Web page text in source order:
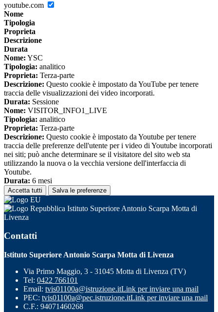
youtube.com
Nome
Tipologia
Proprieta
Descrizione
Durata
Nome: YSC
Tipologia: analitico
Proprieta: Terza-parte
Descrizione: Questo cookie è impostato da YouTube per tenere
traccia delle visualizzazioni dei video incorporati.
Durata: Sessione
Nome: VISITOR_INFO1_LIVE
Tipologia: analitico
Proprieta: Terza-parte
Descrizione: Questo cookie è impostato da Youtube per tenere
traccia delle preferenze dell'utente per i video di Youtube incorporati
nei siti; può anche determinare se il visitatore del sito web sta
utilizzando la nuova o la vecchia versione dell'interfaccia di
Youtube.
Durata: 6 mesi
Accetta tutti Salva le preferenze
Istituto Superiore Antonio Scarpa Motta di
Livenza
Contatti
Istituto Superiore Antonio Scarpa Motta di Livenza
Via Primo Maggio, 3 - 31045 Motta di Livenza (TV)
Tel: 0422 766101
Email: tvis01100a@istruzione.itLink per inviare una mail
PEC: tvis01100a@pec.istruzione.itLink per inviare una mail
C.F.: 94071460268